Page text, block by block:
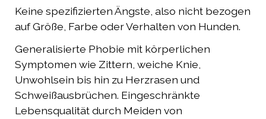
Keine spezifizierten Ängste, also nicht bezogen
auf Größe, Farbe oder Verhalten von Hunden.
Generalisierte Phobie mit körperlichen
Symptomen wie Zittern, weiche Knie,
Unwohlsein bis hin zu Herzrasen und
Schweißausbrüchen. Eingeschränkte
Lebensqualität durch Meiden von